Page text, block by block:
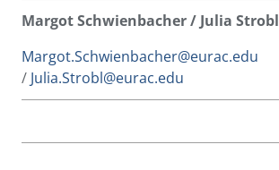
Margot Schwienbacher / Julia Strobl
Margot.Schwienbacher@eurac.edu
/ Julia.Strobl@eurac.edu